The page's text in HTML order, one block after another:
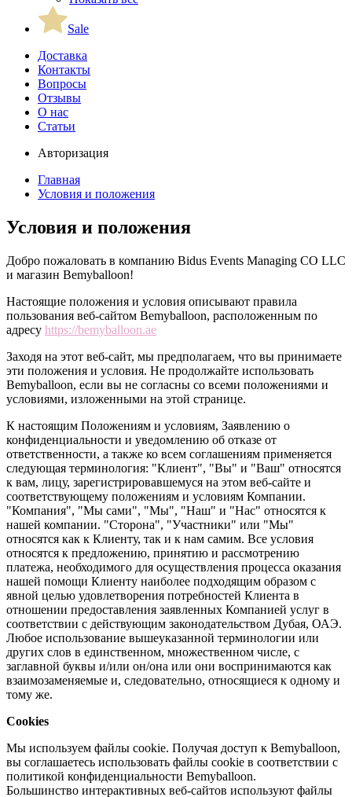
Sale
Доставка
Контакты
Вопросы
Отзывы
О нас
Статьи
Авторизация
Главная
Условия и положения
Условия и положения
Добро пожаловать в компанию Bidus Events Managing CO LLC
и магазин Bemyballoon!
Настоящие положения и условия описывают правила
пользования веб-сайтом Bemyballoon, расположенным по
адресу https://bemyballoon.ae
Заходя на этот веб-сайт, мы предполагаем, что вы принимаете
эти положения и условия. Не продолжайте использовать
Bemyballoon, если вы не согласны со всеми положениями и
условиями, изложенными на этой странице.
К настоящим Положениям и условиям, Заявлению о
конфиденциальности и уведомлению об отказе от
ответственности, а также ко всем соглашениям применяется
следующая терминология: "Клиент", "Вы" и "Ваш" относятся
к вам, лицу, зарегистрировавшемуся на этом веб-сайте и
соответствующему положениям и условиям Компании.
"Компания", "Мы сами", "Мы", "Наш" и "Нас" относятся к
нашей компании. "Сторона", "Участники" или "Мы"
относятся как к Клиенту, так и к нам самим. Все условия
относятся к предложению, принятию и рассмотрению
платежа, необходимого для осуществления процесса оказания
нашей помощи Клиенту наиболее подходящим образом с
явной целью удовлетворения потребностей Клиента в
отношении предоставления заявленных Компанией услуг в
соответствии с действующим законодательством Дубая, ОАЭ.
Любое использование вышеуказанной терминологии или
других слов в единственном, множественном числе, с
заглавной буквы и/или он/она или они воспринимаются как
взаимозаменяемые и, следовательно, относящиеся к одному и
тому же.
Cookies
Мы используем файлы cookie. Получая доступ к Bemyballoon,
вы соглашаетесь использовать файлы cookie в соответствии с
политикой конфиденциальности Bemyballoon.
Большинство интерактивных веб-сайтов используют файлы